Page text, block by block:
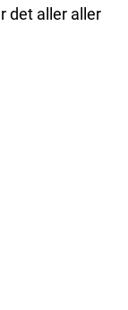
det aller aller